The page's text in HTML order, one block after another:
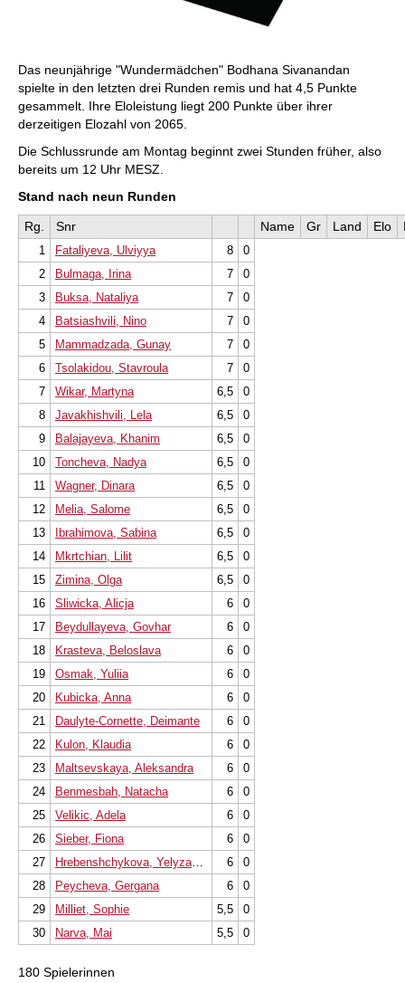
Das neunjährige "Wundermädchen" Bodhana Sivanandan
spielte in den letzten drei Runden remis und hat 4,5 Punkte
gesammelt. Ihre Eloleistung liegt 200 Punkte über ihrer
derzeitigen Elozahl von 2065.
Die Schlussrunde am Montag beginnt zwei Stunden früher, also
bereits um 12 Uhr MESZ.
Stand nach neun Runden
Rg. Snr Name Gr Land Elo
1 Fataliyeva, Ulviyya 8
0
2
Bulmaga, Irina 7
0
3
Buksa, Nataliya 7
0
4
Batsiashvili, Nino 7
0
5
Mammadzada, Gunay 7
0
6
Tsolakidou, Stavroula 7
0
7
Wikar, Martyna 6,5
0
8
Javakhishvili, Lela 6,5
0
9
Balajayeva, Khanim 6,5
0
10
Toncheva, Nadya 6,5
0
11
Wagner, Dinara 6,5
0
12
Melia, Salome 6,5
0
13
Ibrahimova, Sabina 6,5
0
14
Mkrtchian, Lilit 6,5
0
15
Zimina, Olga 6,5
0
16
Sliwicka, Alicja 6
0
17
Beydullayeva, Govhar 6
0
18
Krasteva, Beloslava 6
0
19
Osmak, Yuliia 6
0
20
Kubicka, Anna 6
0
21
Daulyte-Cornette, Deimante 6
0
22
Kulon, Klaudia 6
0
23
Maltsevskaya, Aleksandra 6
0
24
Benmesbah, Natacha 6
0
25
Velikic, Adela 6
0
26
Sieber, Fiona 6
0
27
Hrebenshchykova, Yelyzaveta 6
0
28
Peycheva, Gergana 6
0
29
Milliet, Sophie 5,5
0
30
Narva, Mai 5,5 0
180 Spielerinnen